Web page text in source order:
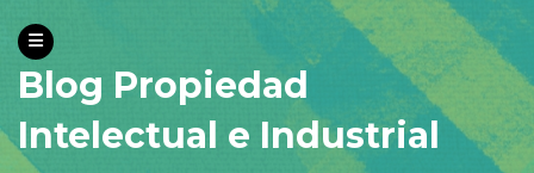
Blog Propiedad
Intelectual e Industrial